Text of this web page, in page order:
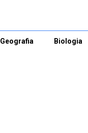
Geografia Biologia